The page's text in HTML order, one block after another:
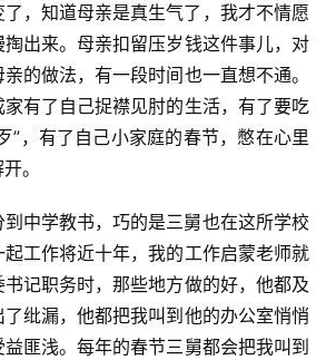
，知道母亲是真生气了，我才不情愿
出来。母亲扣留压岁钱这件事儿，对
的做法，有一段时间也一直想不通。
有了自己捉襟见肘的生活，有了要吃
”，有了自己小家庭的春节，憋在心里
。
中学教书，巧的是三舅也在这所学校
工作将近十年，我的工作启蒙老师就
记职务时，那些地方做的好，他都及
纰漏，他都把我叫到他的办公室悄悄
匪浅。每年的春节三舅都会把我叫到